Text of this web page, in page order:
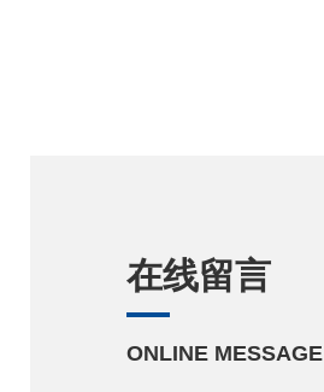
在线留言
ONLINE MESSAGE